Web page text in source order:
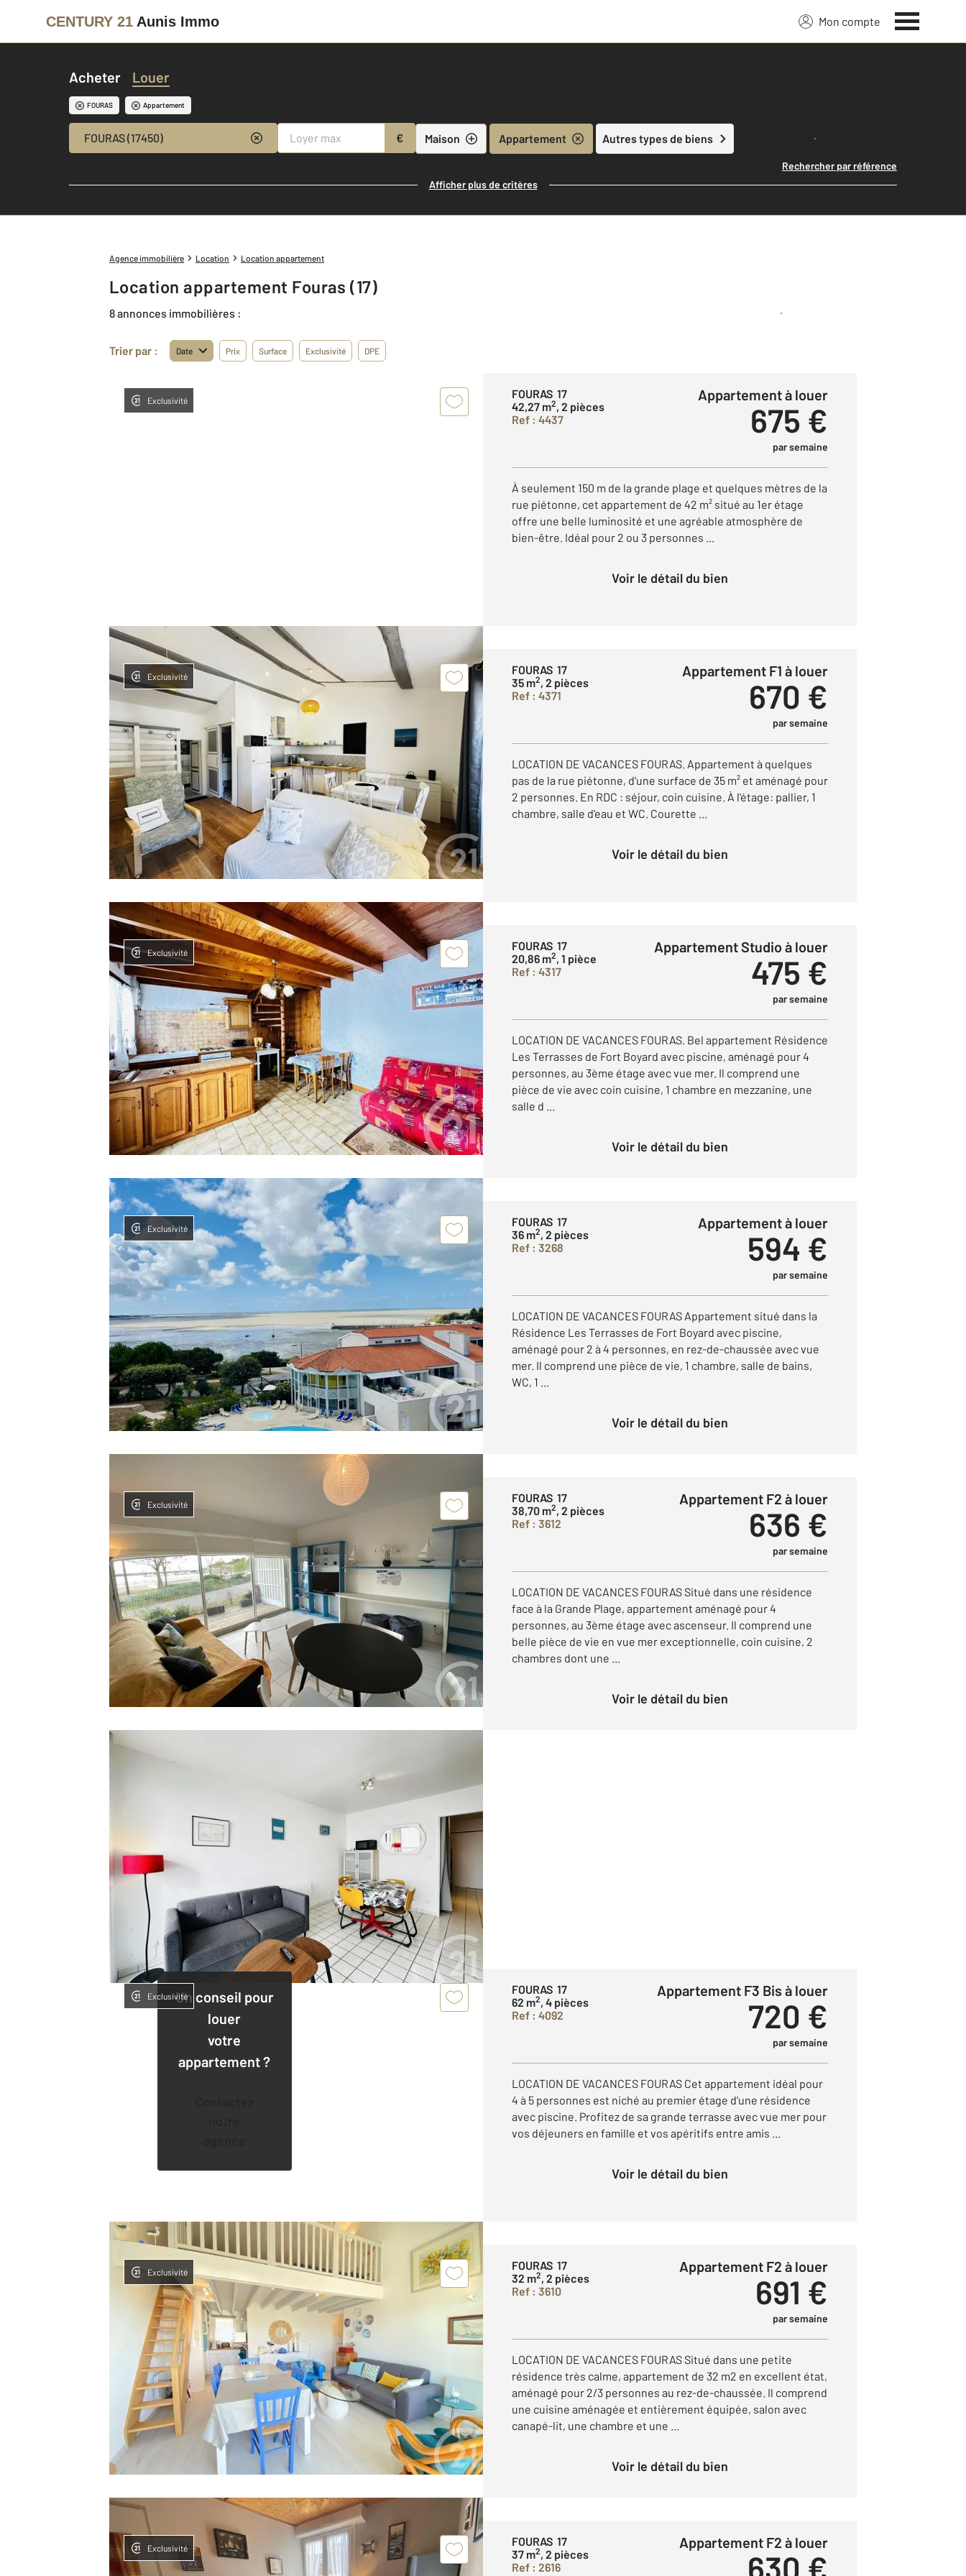
CENTURY 21 Aunis Immo Mon compte
Acheter Louer
FOURAS Appartement
FOURAS (17450) € Maison Appartement Autres types de biens Lancer ma recherche
Rechercher par référence
Afficher plus de critères
Agence immobilière Location Location appartement
Location appartement Fouras (17)
8 annonces immobilières : Créer une alerte
Trier par : Date Prix Surface Exclusivité DPE
Exclusivité
FOURAS 17
42,27 m2, 2 pièces
Ref : 4437
Appartement à louer
675 €
par semaine
À seulement 150 m de la grande plage et quelques mètres de la
rue piétonne, cet appartement de 42 m² situé au 1er étage
offre une belle luminosité et une agréable atmosphère de
bien-être. Idéal pour 2 ou 3 personnes ...
Voir le détail du bien
Exclusivité
FOURAS 17
35 m2, 2 pièces
Ref : 4371
Appartement F1 à louer
670 €
par semaine
LOCATION DE VACANCES FOURAS. Appartement à quelques
pas de la rue piétonne, d'une surface de 35 m² et aménagé pour
2 personnes. En RDC : séjour, coin cuisine. À l'étage: pallier, 1
chambre, salle d'eau et WC. Courette ...
Voir le détail du bien
Exclusivité
FOURAS 17
20,86 m2, 1 pièce
Ref : 4317
Appartement Studio à louer
475 €
par semaine
LOCATION DE VACANCES FOURAS. Bel appartement Résidence
Les Terrasses de Fort Boyard avec piscine, aménagé pour 4
personnes, au 3ème étage avec vue mer. Il comprend une
pièce de vie avec coin cuisine, 1 chambre en mezzanine, une
salle d ...
Voir le détail du bien
Exclusivité
FOURAS 17
36 m2, 2 pièces
Ref : 3268
Appartement à louer
594 €
par semaine
LOCATION DE VACANCES FOURAS Appartement situé dans la
Résidence Les Terrasses de Fort Boyard avec piscine,
aménagé pour 2 à 4 personnes, en rez-de-chaussée avec vue
mer. Il comprend une pièce de vie, 1 chambre, salle de bains,
WC, 1 ...
Voir le détail du bien
Exclusivité
FOURAS 17
38,70 m2, 2 pièces
Ref : 3612
Appartement F2 à louer
636 €
par semaine
LOCATION DE VACANCES FOURAS Situé dans une résidence
face à la Grande Plage, appartement aménagé pour 4
personnes, au 3ème étage avec ascenseur. Il comprend une
belle pièce de vie en vue mer exceptionnelle, coin cuisine, 2
chambres dont une ...
Voir le détail du bien
Un conseil pour
louer
votre
appartement ?
notre
Exclusivité
FOURAS 17
62 m2, 4 pièces
Ref : 4092
Appartement F3 Bis à louer
720 €
par semaine
LOCATION DE VACANCES FOURAS Cet appartement idéal pour
4 à 5 personnes est niché au premier étage d'une résidence
avec piscine. Profitez de sa grande terrasse avec vue mer pour
vos déjeuners en famille et vos apéritifs entre amis ...
Voir le détail du bien
Exclusivité
FOURAS 17
32 m2, 2 pièces
Ref : 3610
Appartement F2 à louer
691 €
par semaine
LOCATION DE VACANCES FOURAS Situé dans une petite
résidence très calme, appartement de 32 m2 en excellent état,
aménagé pour 2/3 personnes au rez-de-chaussée. Il comprend
une cuisine aménagée et entièrement équipée, salon avec
canapé-lit, une chambre et une ...
Voir le détail du bien
Exclusivité
FOURAS 17
37 m2, 2 pièces
Ref : 2616
Appartement F2 à louer
630 €